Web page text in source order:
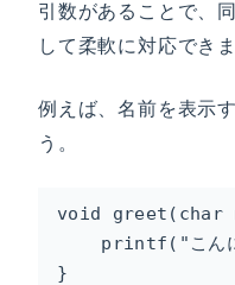
引数があることで、
して柔軟に対応できま
例えば、名前を表示
う。
void greet(char
printf("こん
}